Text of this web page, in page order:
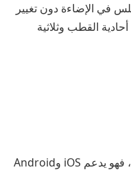
في الإضاءة دون تغيير
القطب وثلاثية
مدعوم بتقنية Matter-over-Thread، فهو يدعم iOS وAndroid